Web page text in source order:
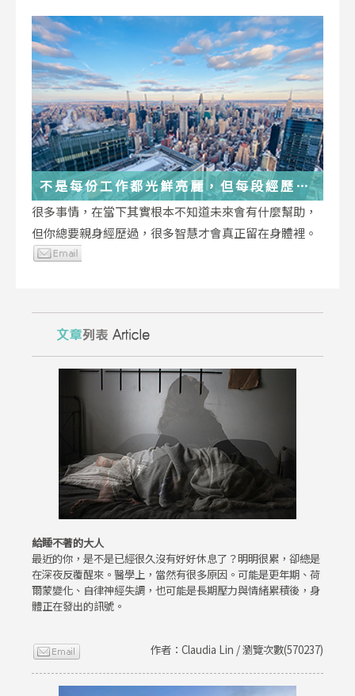
不是每份工作都光鮮亮麗，但每段經歷都
在偷偷改變你
很多事情，在當下其實根本不知道未來會有什麼幫助，
但你總要親身經歷過，很多智慧才會真正留在身體裡。
給睡不著的大人
最近的你，是不是已經很久沒有好好休息了？明明很累，卻總是
在深夜反覆醒來。醫學上，當然有很多原因。可能是更年期、荷
爾蒙變化、自律神經失調，也可能是長期壓力與情緒累積後，身
體正在發出的訊號。
作者：Claudia Lin / 瀏覽次數(570237)